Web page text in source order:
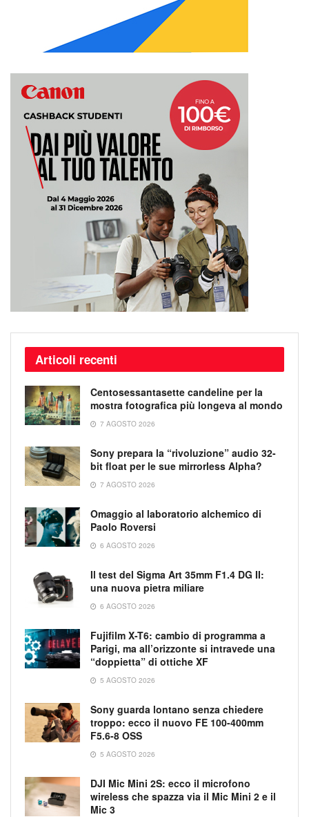
Articoli recenti
Centosessantasette candeline per la
mostra fotografica più longeva al mondo
7 AGOSTO 2026
Sony prepara la “rivoluzione” audio 32-
bit float per le sue mirrorless Alpha?
7 AGOSTO 2026
Omaggio al laboratorio alchemico di
Paolo Roversi
6 AGOSTO 2026
Il test del Sigma Art 35mm F1.4 DG II:
una nuova pietra miliare
6 AGOSTO 2026
Fujifilm X-T6: cambio di programma a
Parigi, ma all’orizzonte si intravede una
“doppietta” di ottiche XF
5 AGOSTO 2026
Sony guarda lontano senza chiedere
troppo: ecco il nuovo FE 100-400mm
F5.6-8 OSS
5 AGOSTO 2026
DJI Mic Mini 2S: ecco il microfono
wireless che spazza via il Mic Mini 2 e il
Mic 3